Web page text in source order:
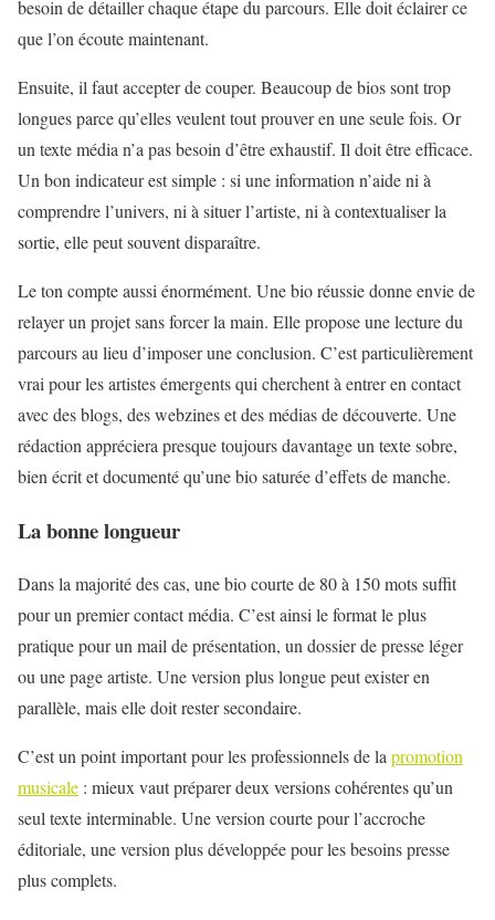
besoin de détailler chaque étape du parcours. Elle doit éclairer ce
que l’on écoute maintenant.
Ensuite, il faut accepter de couper. Beaucoup de bios sont trop
longues parce qu’elles veulent tout prouver en une seule fois. Or
un texte média n’a pas besoin d’être exhaustif. Il doit être efficace.
Un bon indicateur est simple : si une information n’aide ni à
comprendre l’univers, ni à situer l’artiste, ni à contextualiser la
sortie, elle peut souvent disparaître.
Le ton compte aussi énormément. Une bio réussie donne envie de
relayer un projet sans forcer la main. Elle propose une lecture du
parcours au lieu d’imposer une conclusion. C’est particulièrement
vrai pour les artistes émergents qui cherchent à entrer en contact
avec des blogs, des webzines et des médias de découverte. Une
rédaction appréciera presque toujours davantage un texte sobre,
bien écrit et documenté qu’une bio saturée d’effets de manche.
La bonne longueur
Dans la majorité des cas, une bio courte de 80 à 150 mots suffit
pour un premier contact média. C’est ainsi le format le plus
pratique pour un mail de présentation, un dossier de presse léger
ou une page artiste. Une version plus longue peut exister en
parallèle, mais elle doit rester secondaire.
C’est un point important pour les professionnels de lapromotion
musicale : mieux vaut préparer deux versions cohérentes qu’un
seul texte interminable. Une version courte pour l’accroche
éditoriale, une version plus développée pour les besoins presse
plus complets.